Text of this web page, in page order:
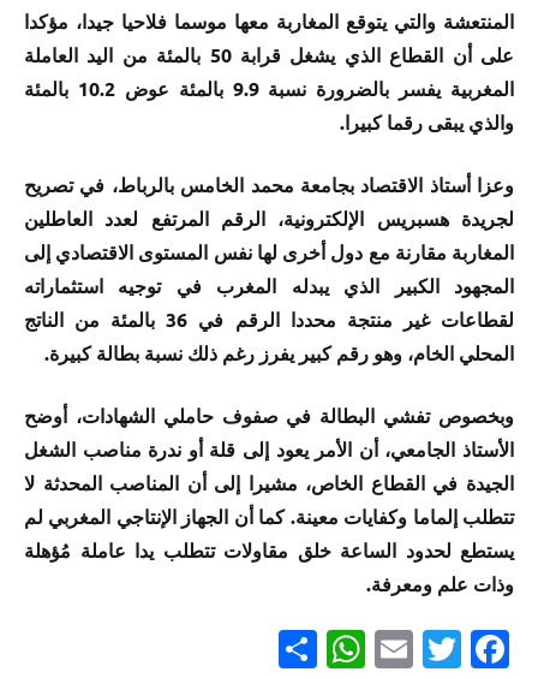
المنتعشة والتي يتوقع المغاربة معها موسما فلاحيا جيدا، مؤكدا
على أن القطاع الذي يشغل قرابة 50 بالمئة من اليد العاملة
المغربية يفسر بالضرورة نسبة 9.9 بالمئة عوض 10.2 بالمئة
والذي يبقى رقما كبيرا.
وعزا أستاذ الاقتصاد بجامعة محمد الخامس بالرباط، في تصريح
لجريدة هسبريس الإلكترونية، الرقم المرتفع لعدد العاطلين
المغاربة مقارنة مع دول أخرى لها نفس المستوى الاقتصادي إلى
المجهود الكبير الذي يبدله المغرب في توجيه استثماراته
لقطاعات غير منتجة محددا الرقم في 36 بالمئة من الناتج
المحلي الخام، وهو رقم كبير يفرز رغم ذلك نسبة بطالة كبيرة.
وبخصوص تفشي البطالة في صفوف حاملي الشهادات، أوضح
الأستاذ الجامعي، أن الأمر يعود إلى قلة أو ندرة مناصب الشغل
الجيدة في القطاع الخاص، مشيرا إلى أن المناصب المحدثة لا
تتطلب إلماما وكفايات معينة. كما أن الجهاز الإنتاجي المغربي لم
يستطع لحدود الساعة خلق مقاولات تتطلب يدا عاملة مُؤهلة
وذات علم ومعرفة.
Facebook
Twitter
Email
WhatsApp